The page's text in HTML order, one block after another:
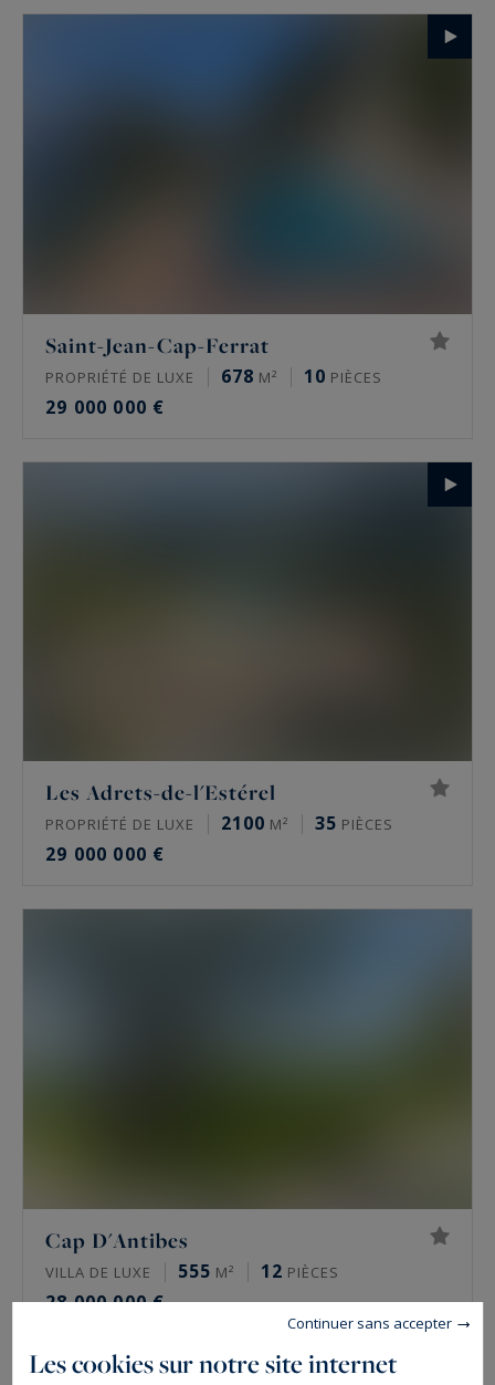
Saint-Jean-Cap-Ferrat
PROPRIÉTÉ DE LUXE 678 M² 10 PIÈCES
29 000 000 €
Les Adrets-de-l'Estérel
PROPRIÉTÉ DE LUXE 2100 M² 35 PIÈCES
29 000 000 €
Cap D'Antibes
VILLA DE LUXE 555 M² 12 PIÈCES
28 000 000 €
Les cookies sur notre site internet
Continuer sans accepter